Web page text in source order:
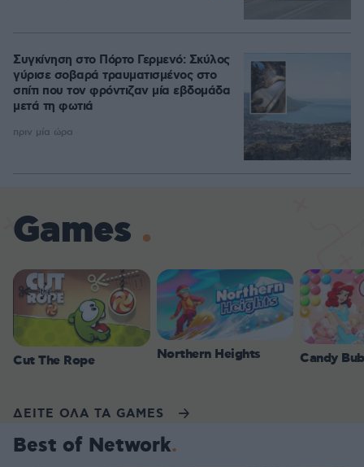
Συγκίνηση στο Πόρτο Γερμενό: Σκύλος
γύρισε σοβαρά τραυματισμένος στο
σπίτι που τον φρόντιζαν μία εβδομάδα
μετά τη φωτιά
πριν μία ώρα
Games
Cut The Rope Northern Heights Candy
ΔΕΙΤΕ ΟΛΑ ΤΑ GAMES
Best of Network